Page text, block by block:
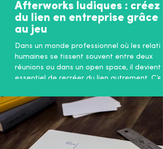
Afterworks ludiques : créez
du lien en entreprise grâce
au jeu
Dans un monde professionnel où les
humaines se tissent souvent entre deux
réunions ou dans un open space, il devient
essentiel de recréer du lien autrement.
concept d’ afterworks autour de jeux : des
moments conviviaux, originaux et
pour mieux se connaître, s’amuser et
renforcer la cohésion d’équipe. Mais ces
afterworks ne sont pas de simples soirées